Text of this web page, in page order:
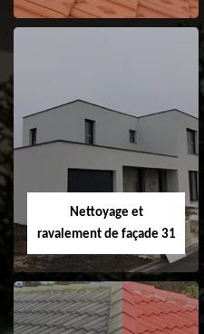
Pose et
changement de
fenêtre de toit et
Velux 31
Nettoyage et
ravalement de façade 31